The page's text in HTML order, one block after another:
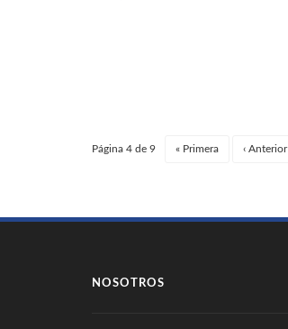
Página 4 de 9 « Primera ‹ Anterior
NOSOTROS